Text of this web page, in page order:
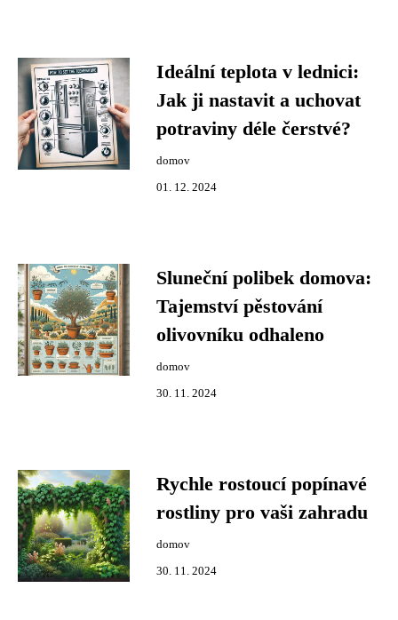
Ideální teplota v lednici:
Jak ji nastavit a uchovat
potraviny déle čerstvé?
domov
01. 12. 2024
Sluneční polibek domova:
Tajemství pěstování
olivovníku odhaleno
domov
30. 11. 2024
Rychle rostoucí popínavé
rostliny pro vaši zahradu
domov
30. 11. 2024